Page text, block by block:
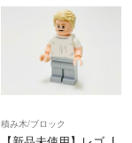
積み木/ブロック